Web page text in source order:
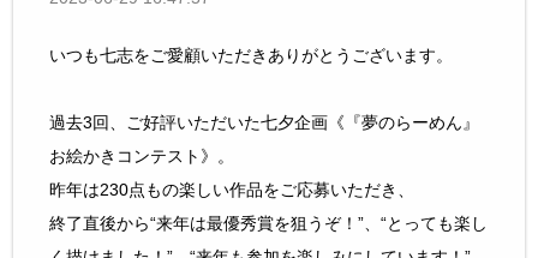
いつも七志をご愛顧いただきありがとうございます。
過去3回、ご好評いただいた七夕企画《『夢のらーめん』
お絵かきコンテスト》。
昨年は230点もの楽しい作品をご応募いただき、
終了直後から“来年は最優秀賞を狙うぞ！”、“とっても楽し